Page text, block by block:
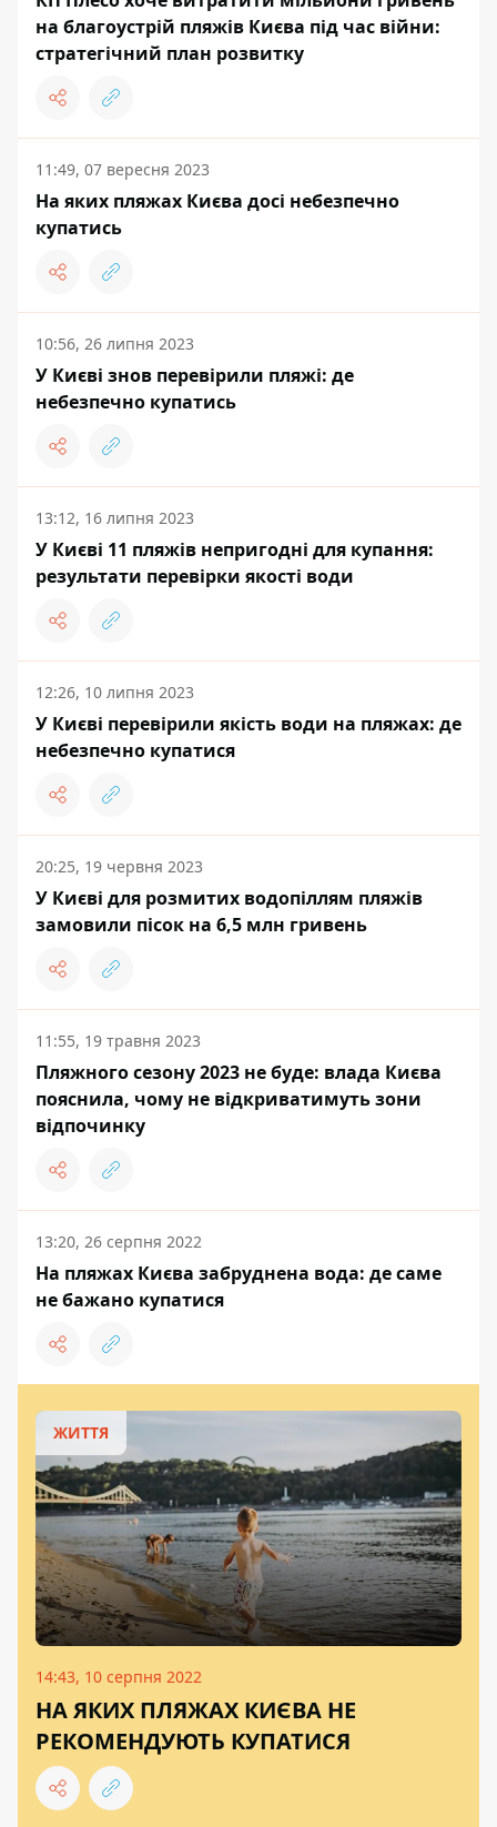
на благоустрій пляжів Києва під час війни:
стратегічний план розвитку
11:49, 07 вересня 2023
На яких пляжах Києва досі небезпечно
купатись
10:56, 26 липня 2023
У Києві знов перевірили пляжі: де
небезпечно купатись
13:12, 16 липня 2023
У Києві 11 пляжів непригодні для купання:
результати перевірки якості води
12:26, 10 липня 2023
У Києві перевірили якість води на пляжах: де
небезпечно купатися
20:25, 19 червня 2023
У Києві для розмитих водопіллям пляжів
замовили пісок на 6,5 млн гривень
11:55, 19 травня 2023
Пляжного сезону 2023 не буде: влада Києва
пояснила, чому не відкриватимуть зони
відпочинку
13:20, 26 серпня 2022
На пляжах Києва забруднена вода: де саме
не бажано купатися
ЖИТТЯ
14:43, 10 серпня 2022
НА ЯКИХ ПЛЯЖАХ КИЄВА НЕ
РЕКОМЕНДУЮТЬ КУПАТИСЯ